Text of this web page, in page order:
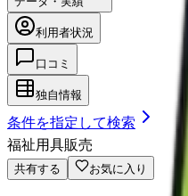
利用者状況
口コミ
独自情報
条件を指定して検索
福祉用具販売
共有する お気に入り